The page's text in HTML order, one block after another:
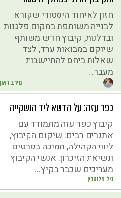
מירב ראון
חזון לאיחוד היסטורי שקורא
לבנייה משותפת במקום פלגנות
ובדלנות, קיבוץ חדש משותף
שיוקם במבואות ערד, לצד
שאלות ביחס להתיישבות
מעבר...
גיל פלוטקין
כפר עזה: על הדשא ליד הנשקייה
קיבוץ כפר עזה מתמודד עם
אתגרים רבים: שיקום הקיבוץ,
ליווי הקהילה, תמיכה בפרטים
ונשיאת הזיכרון. אנשי הקיבוץ
מעריכים שכבר בקיץ...